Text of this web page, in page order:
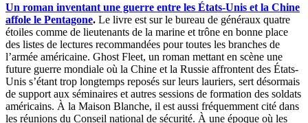
Un roman inventant une guerre entre les États-Unis et la Chine
affole le Pentagone. Le livre est sur le bureau de généraux quatre
étoiles comme de lieutenants de la marine et trône en bonne place
des listes de lectures recommandées pour toutes les branches de
l’armée américaine. Ghost Fleet, un roman mettant en scène une
future guerre mondiale où la Chine et la Russie affrontent des États-
Unis s’étant trop longtemps reposés sur leurs lauriers, sert désormais
de support aux séminaires et autres sessions de formation des soldats
américains. À la Maison Blanche, il est aussi fréquemment cité dans
les réunions du Conseil national de sécurité. À une époque où les